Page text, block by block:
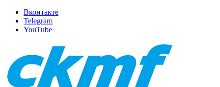
Вконтакте
Telegram
YouTube